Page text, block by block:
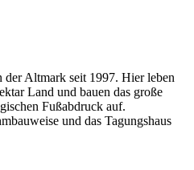
Altmark seit 1997. Hier leben
Land und bauen das große
Fußabdruck auf.
und das Tagungshaus